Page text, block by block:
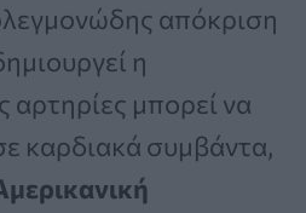
απόκριση
η
αρτηρίες μπορεί να
καρδιακά συμβάντα,